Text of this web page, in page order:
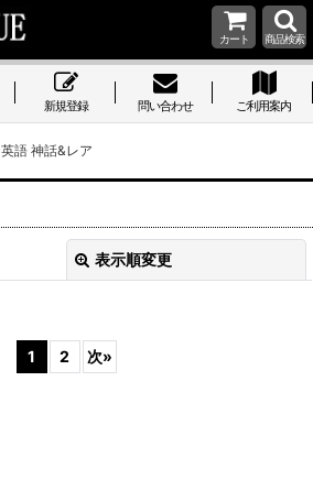
カート 商品検索
新規登録 問い合わせ ご利用案内
英語 神話&レア
表示順変更
1 2 次»